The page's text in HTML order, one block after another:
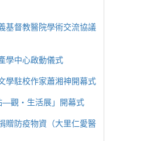
基督教醫院學術交流協議
學中心啟動儀式
學駐校作家蕭湘神開幕式
觀・生活展」開幕式
贈防疫物資（大里仁愛醫